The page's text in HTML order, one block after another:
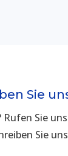
Sie
Rufen Sie
Sie